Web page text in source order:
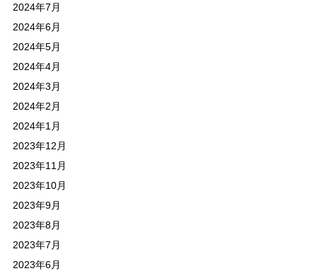
2024年7月
2024年6月
2024年5月
2024年4月
2024年3月
2024年2月
2024年1月
2023年12月
2023年11月
2023年10月
2023年9月
2023年8月
2023年7月
2023年6月